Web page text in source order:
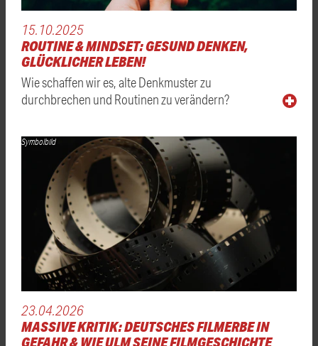
15.10.2025
ROUTINE & MINDSET: GESUND DENKEN,
GLÜCKLICHER LEBEN!
Wie schaffen wir es, alte Denkmuster zu
durchbrechen und Routinen zu verändern?
Symbolbild
23.04.2026
MASSIVE KRITIK: DEUTSCHES FILMERBE IN
GEFAHR & WIE ULM SEINE FILMGESCHICHTE